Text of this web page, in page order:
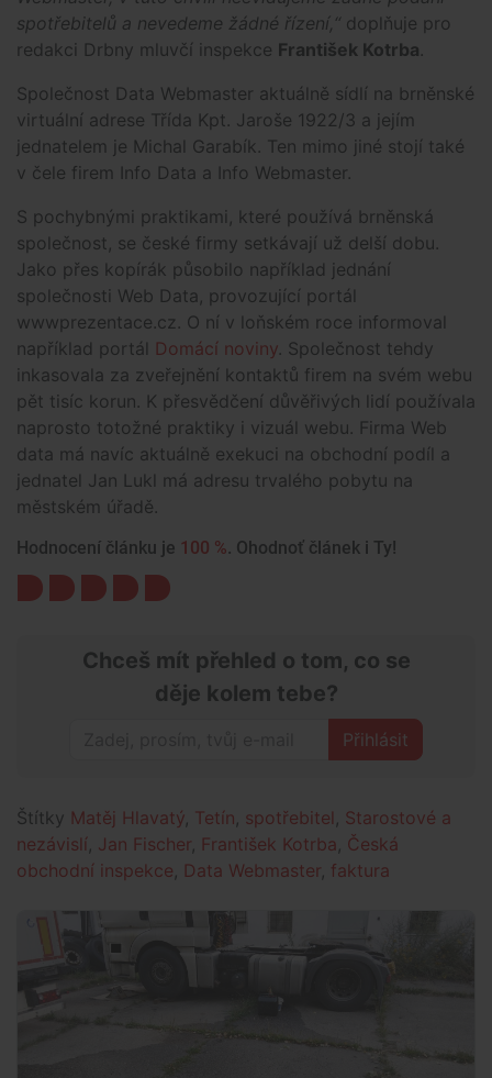
spotřebitelů a nevedeme žádné řízení,“ doplňuje pro
redakci Drbny mluvčí inspekce František Kotrba.
Společnost Data Webmaster aktuálně sídlí na brněnské
virtuální adrese Třída Kpt. Jaroše 1922/3 a jejím
jednatelem je Michal Garabík. Ten mimo jiné stojí také
v čele firem Info Data a Info Webmaster.
S pochybnými praktikami, které používá brněnská
společnost, se české firmy setkávají už delší dobu.
Jako přes kopírák působilo například jednání
společnosti Web Data, provozující portál
wwwprezentace.cz. O ní v loňském roce informoval
například portál Domácí noviny. Společnost tehdy
inkasovala za zveřejnění kontaktů firem na svém webu
pět tisíc korun. K přesvědčení důvěřivých lidí používala
naprosto totožné praktiky i vizuál webu. Firma Web
data má navíc aktuálně exekuci na obchodní podíl a
jednatel Jan Lukl má adresu trvalého pobytu na
městském úřadě.
Hodnocení článku je 100 %. Ohodnoť článek i Ty!
Chceš mít přehled o tom, co se
děje kolem tebe?
Přihlásit
Štítky Matěj Hlavatý Tetín spotřebitel Starostové a
nezávislí Jan Fischer František Kotrba Česká
obchodní inspekce Data Webmaster faktura